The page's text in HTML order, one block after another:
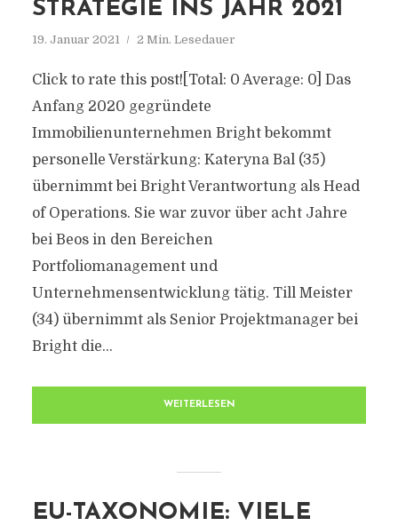
STRATEGIE INS JAHR 2021
19. Januar 2021 2 Min. Lesedauer
Click to rate this post![Total: 0 Average: 0] Das
Anfang 2020 gegründete
Immobilienunternehmen Bright bekommt
personelle Verstärkung: Kateryna Bal (35)
übernimmt bei Bright Verantwortung als Head
of Operations. Sie war zuvor über acht Jahre
bei Beos in den Bereichen
Portfoliomanagement und
Unternehmensentwicklung tätig. Till Meister
(34) übernimmt als Senior Projektmanager bei
Bright die...
WEITERLESEN
EU-TAXONOMIE: VIELE